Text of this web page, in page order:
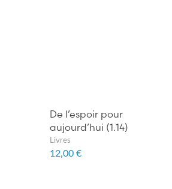
De l’espoir pour
aujourd’hui (1.14)
Livres
12,00 €